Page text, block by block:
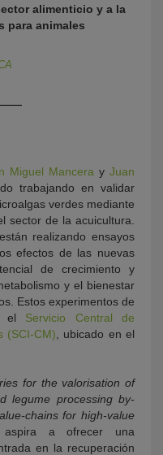
alimenticio y a la
para animales
Miguel Mancera y Juan
trabajando en validar
verdes mediante
sector de la acuicultura.
realizando ensayos
efectos de las nuevas
de crecimiento y
y el bienestar
Estos experimentos de
el Servicio Central de
(SCI-CM) , ubicado en el
for the valorisation of
legume processing by-
chains for high-value
a ofrecer una
en la recuperación